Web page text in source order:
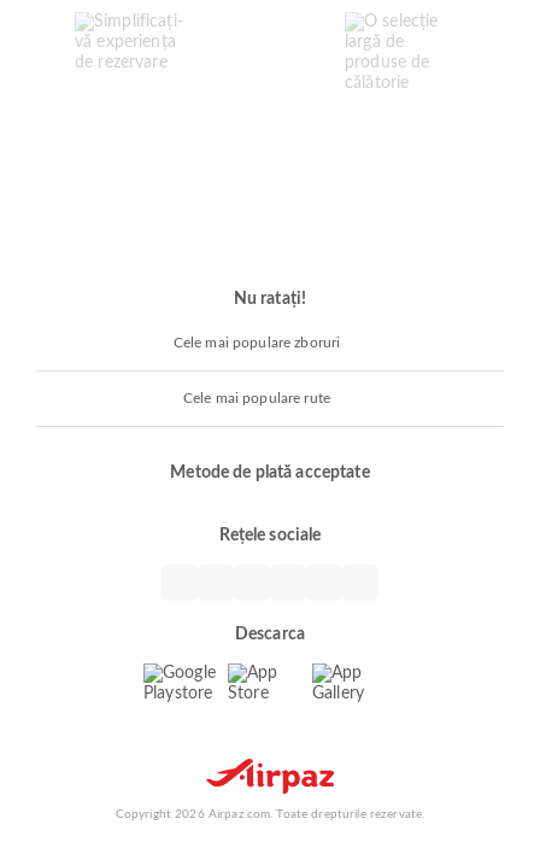
Nu ratați!
Cele mai populare zboruri
Cele mai populare rute
Metode de plată acceptate
Rețele sociale
Descarca
Copyright 2026 Airpaz.com. Toate drepturile rezervate.